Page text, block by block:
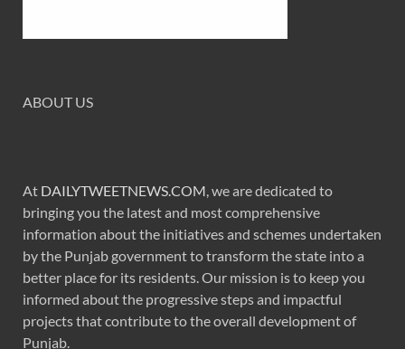
ABOUT US
At DAILYTWEETNEWS.COM, we are dedicated to
bringing you the latest and most comprehensive
information about the initiatives and schemes undertaken
by the Punjab government to transform the state into a
better place for its residents. Our mission is to keep you
informed about the progressive steps and impactful
projects that contribute to the overall development of
Punjab.